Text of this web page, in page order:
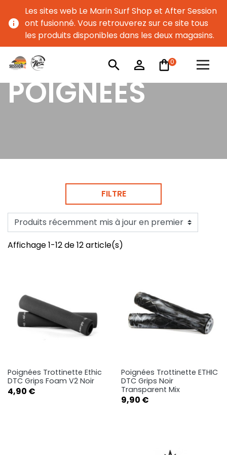
info
Les sites web Le Marin Surf Shop et After Session
ont fusionné. Vous retrouverez sur ce site tous
les produits disponibles dans les deux magasins.
search person_outline 0
POIGNÉES
FILTRE
Affichage 1-12 de 12 article(s)
Poignées Trottinette Ethic
DTC Grips Foam V2 Noir
Prix
4,90 €
Poignées Trottinette ETHIC
DTC Grips Noir
Transparent Mix
Prix
9,90 €